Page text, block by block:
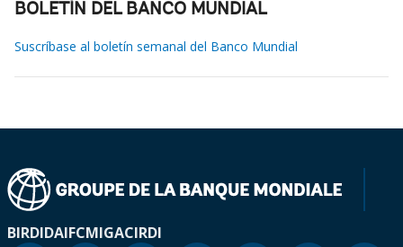
BOLETÍN DEL BANCO MUNDIAL
Suscríbase al boletín semanal del Banco Mundial
BIRDIDAIFCMIGACIRDI